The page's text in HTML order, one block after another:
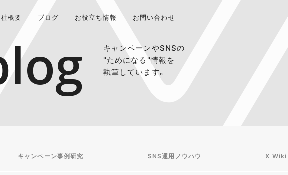
概要 ブログ お役立ち情報 お問い合わせ
キャンペーンやSNSの
"ためになる"情報を
執筆しています。
キャンペーン事例研究 SNS運用ノウハウ X Wiki